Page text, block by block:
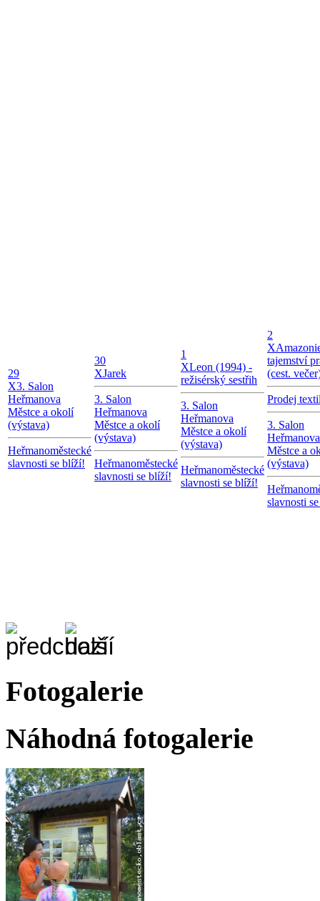
29
X3. Salon
Heřmanova
Městce a okolí
(výstava)
Heřmanoměstecké
slavnosti se blíží!
30
XJarek
3. Salon
Heřmanova
Městce a okolí
(výstava)
Heřmanoměstecké
slavnosti se blíží!
1
XLeon (1994) -
režisérský sestřih
3. Salon
Heřmanova
Městce a okolí
(výstava)
Heřmanoměstecké
slavnosti se blíží!
2
X
tajemství
(cest.
Prodej
3. Salon
Heřmanova
Městce a
(výstava)
slavnosti
Fotogalerie
Náhodná fotogalerie